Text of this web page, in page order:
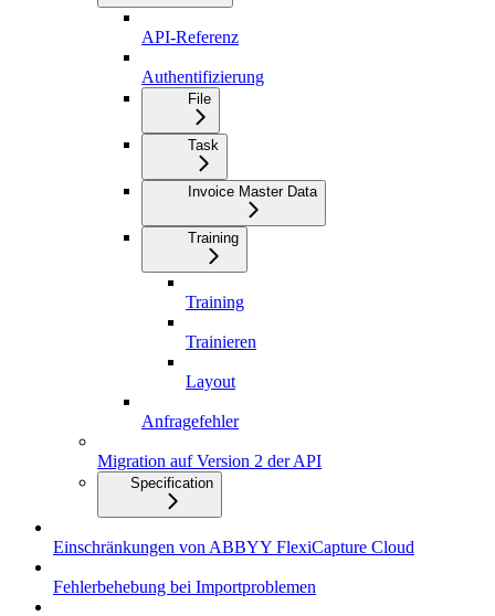
API-Referenz
Authentifizierung
File
Task
Invoice Master Data
Training
Training
Trainieren
Layout
Anfragefehler
Migration auf Version 2 der API
Specification
Einschränkungen von ABBYY FlexiCapture Cloud
Fehlerbehebung bei Importproblemen